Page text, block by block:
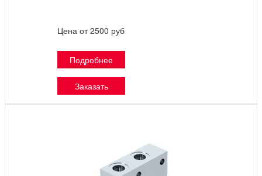
Цена от 2500 руб
Подробнее
Заказать